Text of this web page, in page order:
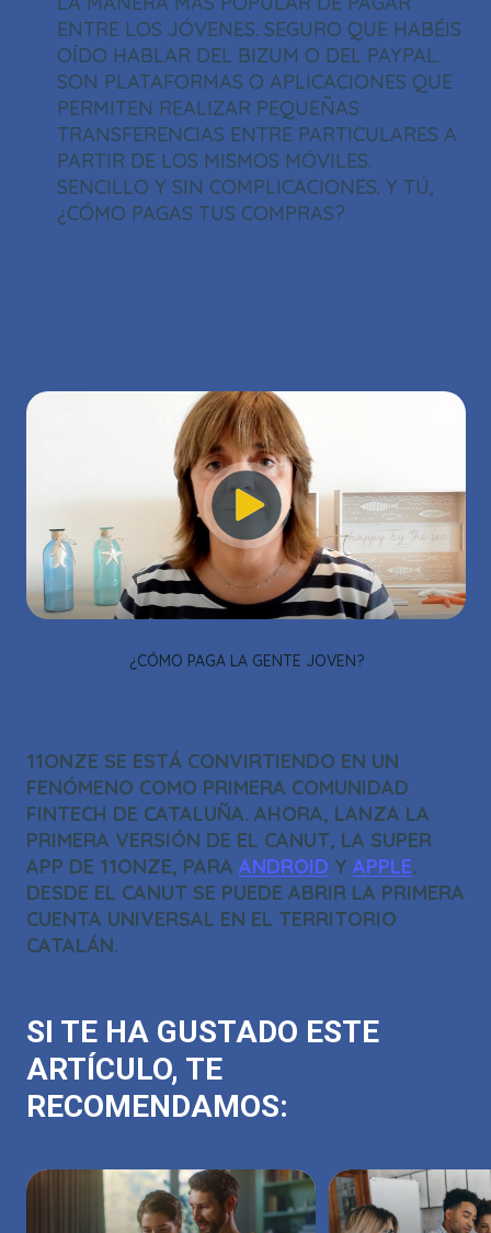
ENTRE LOS JÓVENES. SEGURO QUE HABÉIS
OÍDO HABLAR DEL BIZUM O DEL PAYPAL.
SON PLATAFORMAS O APLICACIONES QUE
PERMITEN REALIZAR PEQUEÑAS
TRANSFERENCIAS ENTRE PARTICULARES A
PARTIR DE LOS MISMOS MÓVILES.
SENCILLO Y SIN COMPLICACIONES. Y TÚ,
¿CÓMO PAGAS TUS COMPRAS?
¿CÓMO PAGA LA GENTE JOVEN?
THIS
THE VIDEO CLOUD ACCOUNT WAS NOT
VIDEO_CLOUD_ERR_ACCOUNT_NOT_FOUND
SESSION ID: 2026-08-07:F899DED0E3873AF7D6ED1F9BPLAYER
ELEMENT ID:PLAYER_6270782133001
OK
11ONZE SE ESTÁ CONVIRTIENDO EN UN
FENÓMENO COMO PRIMERA COMUNIDAD
FINTECH DE CATALUÑA. AHORA, LANZA LA
PRIMERA VERSIÓN DE EL CANUT, LA SUPER
APP DE 11ONZE, PARA ANDROID Y APPLE.
DESDE EL CANUT SE PUEDE ABRIR LA PRIMERA
CUENTA UNIVERSAL EN EL TERRITORIO
CATALÁN.
SI TE HA GUSTADO ESTE
ARTÍCULO, TE
RECOMENDAMOS: